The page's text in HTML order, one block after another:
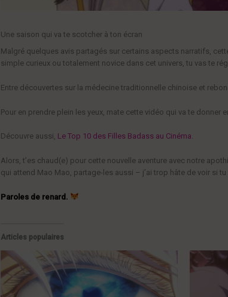
Une saison qui va te scotcher à ton écran
Malgré quelques avis partagés sur certains aspects narratifs,
simple curieux ou totalement novice dans cet univers, tu vas te
Entre découvertes sur la médecine traditionnelle chinoise et
Pour en prendre plein les yeux, mate cette vidéo qui va te donner
Découvre aussi, Le Top 10 des Filles Badass au Cinéma.
Alors, t’es chaud(e) pour cette nouvelle aventure avec notre
qui attend Mao Mao, partage-les aussi – j’ai trop hâte de voir si tu
Paroles de renard.
Articles populaires